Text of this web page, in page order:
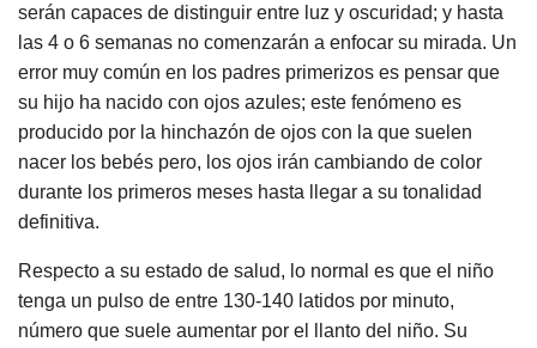
serán capaces de distinguir entre luz y oscuridad; y hasta
las 4 o 6 semanas no comenzarán a enfocar su mirada. Un
error muy común en los padres primerizos es pensar que
su hijo ha nacido con ojos azules; este fenómeno es
producido por la hinchazón de ojos con la que suelen
nacer los bebés pero, los ojos irán cambiando de color
durante los primeros meses hasta llegar a su tonalidad
definitiva.
Respecto a su estado de salud, lo normal es que el niño
tenga un pulso de entre 130-140 latidos por minuto,
número que suele aumentar por el llanto del niño. Su